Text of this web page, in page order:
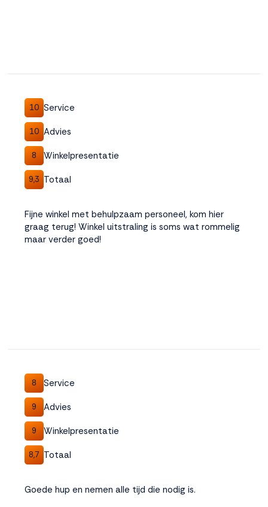
10 Service
10 Advies
8 Winkelpresentatie
9,3 Totaal
Fijne winkel met behulpzaam personeel, kom hier
graag terug! Winkel uitstraling is soms wat rommelig
maar verder goed!
8 Service
9 Advies
9 Winkelpresentatie
8,7 Totaal
Goede hup en nemen alle tijd die nodig is.